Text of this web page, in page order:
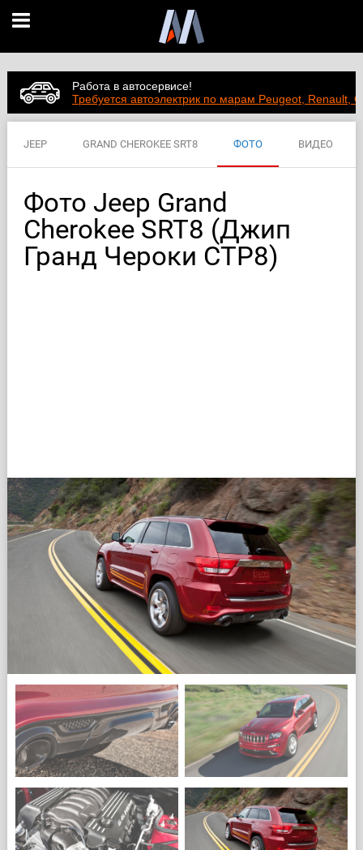
Работа в автосервисе!
Требуется автоэлектрик по марам Peugeot, Renault,
JEEP GRAND CHEROKEE SRT8 ФОТО ВИДЕО
Фото Jeep Grand
Cherokee SRT8 (Джип
Гранд Чероки СТР8)